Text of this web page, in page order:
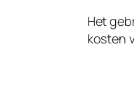
Het
kosten